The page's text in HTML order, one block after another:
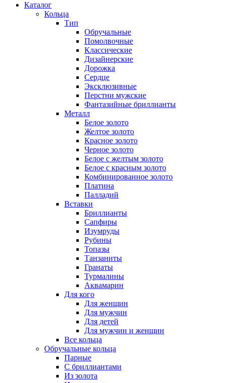
Каталог
Кольца
Тип
Обручальные
Помолвочные
Классические
Дизайнерские
Дорожка
Сердце
Эксклюзивные
Перстни мужские
Фантазийные бриллианты
Металл
Белое золото
Желтое золото
Красное золото
Черное золото
Белое с желтым золото
Белое с красным золото
Комбинированное золото
Платина
Палладий
Вставки
Бриллианты
Сапфиры
Изумруды
Рубины
Топазы
Танзаниты
Гранаты
Турмалины
Аквамарин
Для кого
Для женщин
Для мужчин
Для детей
Для мужчин и женщин
Все кольца
Обручальные кольца
Парные
С бриллиантами
Из золота